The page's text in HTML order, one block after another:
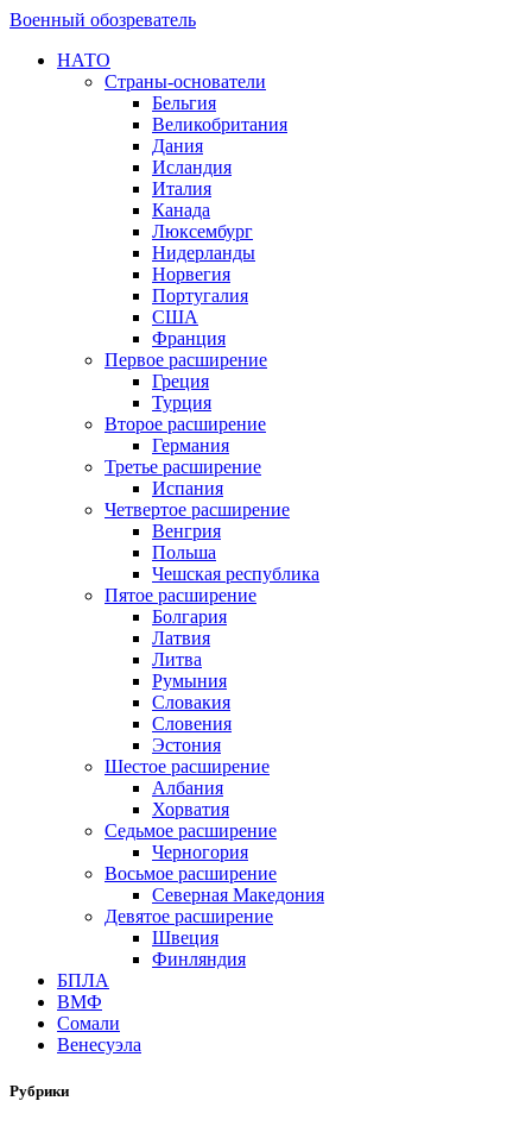
Военный обозреватель
НАТО
Страны-основатели
Бельгия
Великобритания
Дания
Исландия
Италия
Канада
Люксембург
Нидерланды
Норвегия
Португалия
США
Франция
Первое расширение
Греция
Турция
Второе расширение
Германия
Третье расширение
Испания
Четвертое расширение
Венгрия
Польша
Чешская республика
Пятое расширение
Болгария
Латвия
Литва
Румыния
Словакия
Словения
Эстония
Шестое расширение
Албания
Хорватия
Седьмое расширение
Черногория
Восьмое расширение
Северная Македония
Девятое расширение
Швеция
Финляндия
БПЛА
ВМФ
Сомали
Венесуэла
Рубрики